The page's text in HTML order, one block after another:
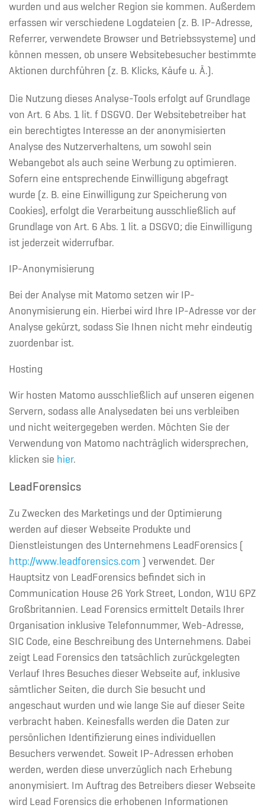
wurden und aus welcher Region sie kommen. Außerdem
erfassen wir verschiedene Logdateien (z. B. IP-Adresse,
Referrer, verwendete Browser und Betriebssysteme) und
können messen, ob unsere Websitebesucher bestimmte
Aktionen durchführen (z. B. Klicks, Käufe u. Ä.).
Die Nutzung dieses Analyse-Tools erfolgt auf Grundlage
von Art. 6 Abs. 1 lit. f DSGVO. Der Websitebetreiber hat
ein berechtigtes Interesse an der anonymisierten
Analyse des Nutzerverhaltens, um sowohl sein
Webangebot als auch seine Werbung zu optimieren.
Sofern eine entsprechende Einwilligung abgefragt
wurde (z. B. eine Einwilligung zur Speicherung von
Cookies), erfolgt die Verarbeitung ausschließlich auf
Grundlage von Art. 6 Abs. 1 lit. a DSGVO; die Einwilligung
ist jederzeit widerrufbar.
IP-Anonymisierung
Bei der Analyse mit Matomo setzen wir IP-
Anonymisierung ein. Hierbei wird Ihre IP-Adresse vor der
Analyse gekürzt, sodass Sie Ihnen nicht mehr eindeutig
zuordenbar ist.
Hosting
Wir hosten Matomo ausschließlich auf unseren eigenen
Servern, sodass alle Analysedaten bei uns verbleiben
und nicht weitergegeben werden. Möchten Sie der
Verwendung von Matomo nachträglich widersprechen,
klicken sie hier.
LeadForensics
Zu Zwecken des Marketings und der Optimierung
werden auf dieser Webseite Produkte und
Dienstleistungen des Unternehmens LeadForensics (
http://www.leadforensics.com ) verwendet. Der
Hauptsitz von LeadForensics befindet sich in
Communication House 26 York Street, London, W1U 6PZ
Großbritannien. Lead Forensics ermittelt Details Ihrer
Organisation inklusive Telefonnummer, Web-Adresse,
SIC Code, eine Beschreibung des Unternehmens. Dabei
zeigt Lead Forensics den tatsächlich zurückgelegten
Verlauf Ihres Besuches dieser Webseite auf, inklusive
sämtlicher Seiten, die durch Sie besucht und
angeschaut wurden und wie lange Sie auf dieser Seite
verbracht haben. Keinesfalls werden die Daten zur
persönlichen Identifizierung eines individuellen
Besuchers verwendet. Soweit IP-Adressen erhoben
werden, werden diese unverzüglich nach Erhebung
anonymisiert. Im Auftrag des Betreibers dieser Webseite
wird Lead Forensics die erhobenen Informationen